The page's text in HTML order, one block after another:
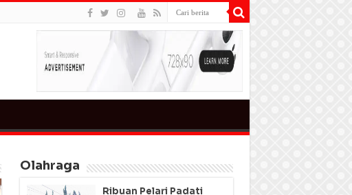
Olahraga
Ribuan Pelari Padati